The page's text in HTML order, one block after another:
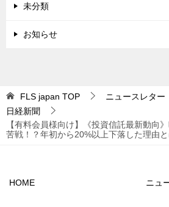
未分類
お知らせ
FLS japan TOP ニュースレター
日経新聞
【有料会員様向け】《投資信託最新動向
苦戦！？年初から20%以上下落した理由と
HOME ニュ